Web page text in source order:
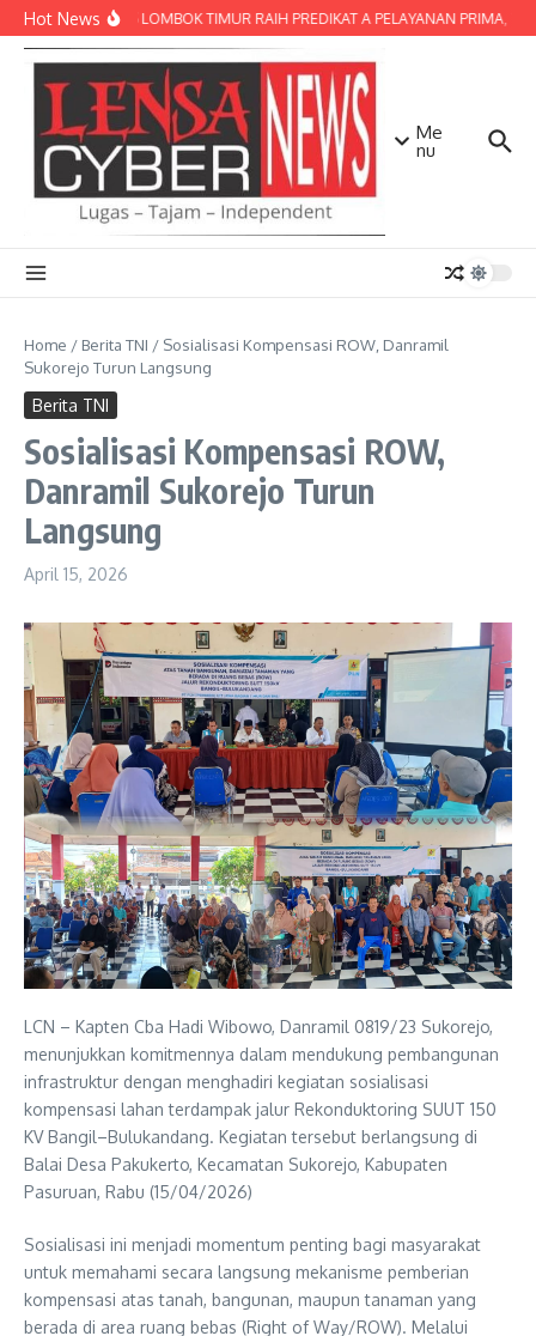
Lewati ke konten
Hot NewsPOLRES LOMBOK TIMUR RAIH PREDIKAT A PELAYANAN PRIMA,
Me
nu
Home / Berita TNI / Sosialisasi Kompensasi ROW, Danramil
Sukorejo Turun Langsung
Berita TNI
Sosialisasi Kompensasi ROW,
Danramil Sukorejo Turun
Langsung
April 15, 2026
LCN – Kapten Cba Hadi Wibowo, Danramil 0819/23 Sukorejo,
menunjukkan komitmennya dalam mendukung pembangunan
infrastruktur dengan menghadiri kegiatan sosialisasi
kompensasi lahan terdampak jalur Rekonduktoring SUUT 150
KV Bangil–Bulukandang. Kegiatan tersebut berlangsung di
Balai Desa Pakukerto, Kecamatan Sukorejo, Kabupaten
Pasuruan, Rabu (15/04/2026)
Sosialisasi ini menjadi momentum penting bagi masyarakat
untuk memahami secara langsung mekanisme pemberian
kompensasi atas tanah, bangunan, maupun tanaman yang
berada di area ruang bebas (Right of Way/ROW). Melalui